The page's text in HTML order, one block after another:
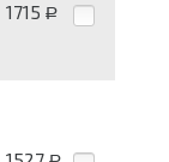
1715 Р